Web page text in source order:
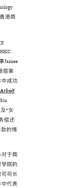
港商
James
偿案
成功
Arboit
“女
偿还
的情
于商
院的
司长
代表